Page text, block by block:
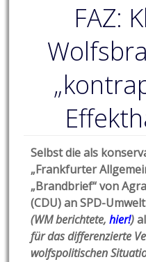
FAZ:
Selbst die als
„Frankfurter
„Brandbrief“ von
(CDU) an SPD-
(WM berichtete,hier!)
für das differenzierte
wolfspolitischen